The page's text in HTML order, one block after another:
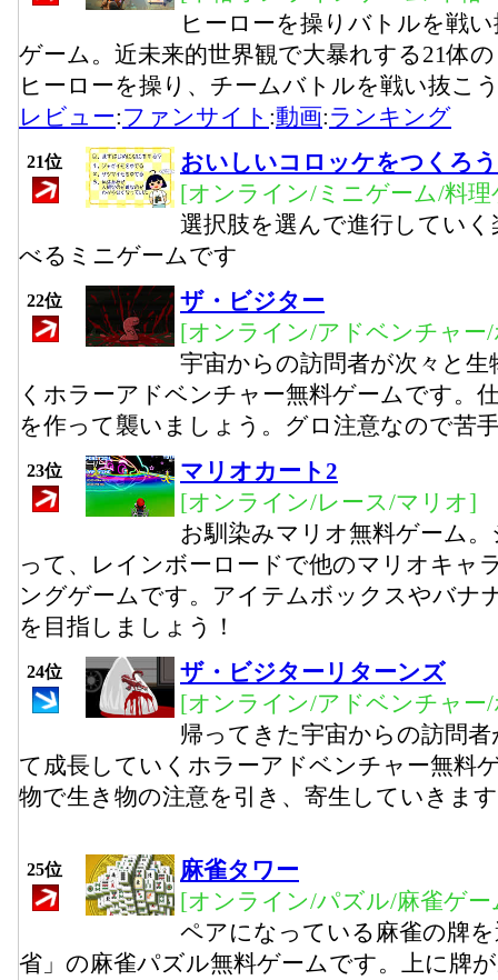
ヒーローを操りバトルを戦
ゲーム。近未来的世界観で大暴れする21体
ヒーローを操り、チームバトルを戦い抜こ
レビュー:ファンサイト :動画:ランキング
21位
おいしいコロッケをつくろ
[オンライン/ミニゲーム/料
選択肢を選んで進行してい
べるミニゲームです
22位
ザ・ビジター
[オンライン/アドベンチャー
宇宙からの訪問者が次々と
くホラーアドベンチャー無料ゲームです。
を作って襲いましょう。グロ注意なので苦
23位
マリオカート2
[オンライン/レース/マリオ]
お馴染みマリオ無料ゲーム
って、レインボーロードで他のマリオキャ
ングゲームです。アイテムボックスやバナ
を目指しましょう！
24位
ザ・ビジターリターンズ
[オンライン/アドベンチャー
帰ってきた宇宙からの訪問
て成長していくホラーアドベンチャー無料
物で生き物の注意を引き、寄生していきま
25位
麻雀タワー
[オンライン/パズル/麻雀ゲー
ペアになっている麻雀の牌
省」の麻雀パズル無料ゲームです。上に牌